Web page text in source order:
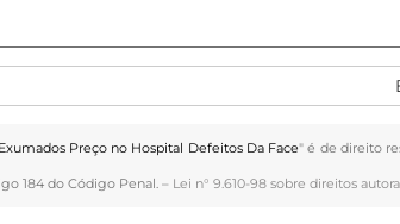
Preço no Hospital Defeitos Da Face" é de direito
184 do Código Penal. – Lei n° 9.610-98 sobre direitos